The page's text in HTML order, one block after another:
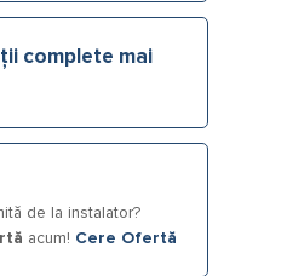
complete mai
de la instalator?
acum! Cere Ofertă